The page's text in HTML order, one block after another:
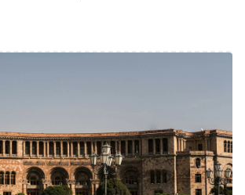
индустрии, авторах и новинках, на